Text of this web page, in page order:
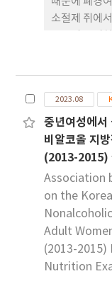
상은 더 향상
단축되었다.
였을 때 검사
소절제 쥐에
(Gen)와 수
Gen, SE 및
이를 섭취하
조직의 지질
한 결과, Con
Gen+SE는
였 다. 간 조
TNF-α 유전
에서 감소하
감소하였다.
반대의 결과
관련된 유전
2023.08
중년여성에서
비알코올 지
(2013-2015)
Association
on the
Adult
(2013-2015)
Nutrition